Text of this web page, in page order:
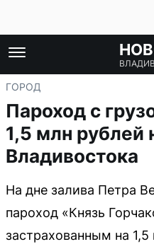
ГОРОД
Пароход с
1,5 млн рублей
Владивостока
На дне залива Петра
пароход «Князь
застрахованным на